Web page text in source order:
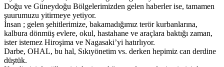
Doğu ve Güneydoğu Bölgelerimizden gelen haberler ise, tamamen
şuurumuzu yitirmeye yetiyor.
İnsan ; gelen şehitlerimize, bakamadığımız terör kurbanlarına,
kalbura dönmüş evlere, okul, hastahane ve araçlara baktığı zaman,
ister istemez Hiroşima ve Nagasaki’yi hatırlıyor.
Darbe, OHAL, bu hal, Sıkıyönetim vs. derken hepimiz can derdine
düştük.